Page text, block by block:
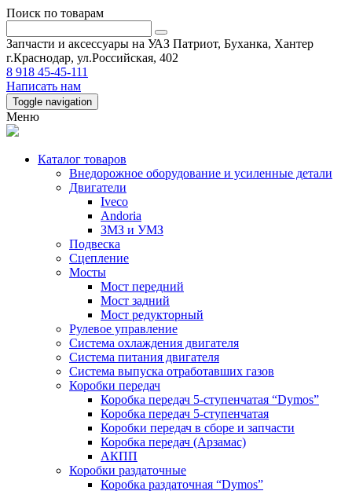
Поиск по товарам
Запчасти и аксессуары на УАЗ Патриот, Буханка, Хантер
г.Краснодар, ул.Российская, 402
8 918 45-45-111
Написать нам
Toggle navigation
Меню
Каталог товаров
Внедорожное оборудование и усиленные детали
Двигатели
Iveco
Andoria
ЗМЗ и УМЗ
Подвеска
Сцепление
Мосты
Мост передний
Мост задний
Мост редукторный
Рулевое управление
Система охлаждения двигателя
Система питания двигателя
Система выпуска отработавших газов
Коробки передач
Коробка передач 5-ступенчатая “Dymos”
Коробка передач 5-ступенчатая
Коробки передач в сборе и запчасти
Коробка передач (Арзамас)
АКПП
Коробки раздаточные
Коробка раздаточная “Dymos”